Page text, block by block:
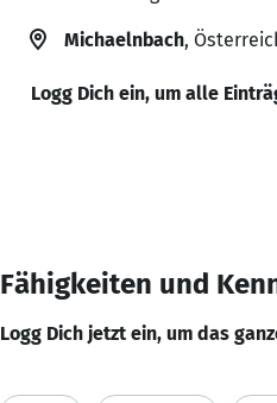
Michaelnbach,
Logg Dich ein, um alle
Fähigkeiten und
Logg Dich jetzt ein, um das